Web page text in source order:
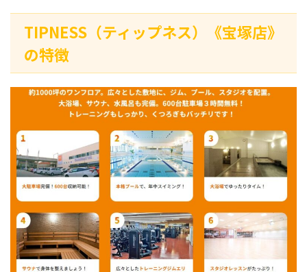
TIPNESS（ティップネス）《宝塚店》
の特徴